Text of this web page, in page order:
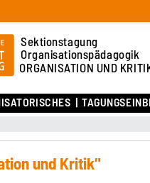
Sektionstagung
Organisationspädagogik
ORGANISATION UND
und Kritik"